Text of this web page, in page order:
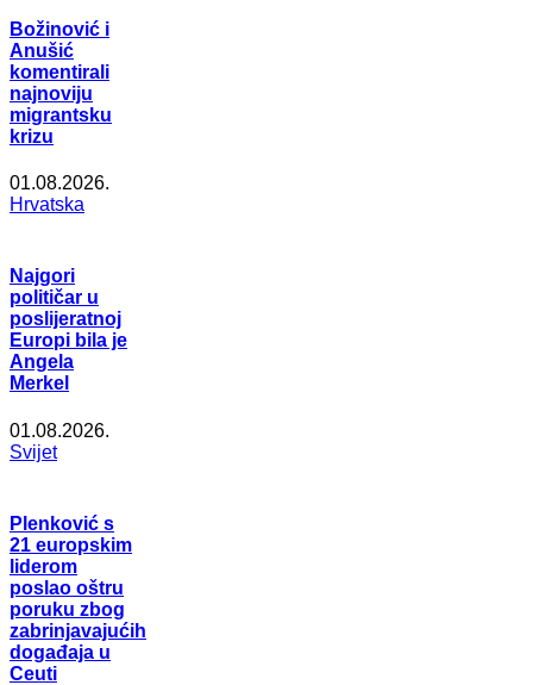
Božinović i
Anušić
komentirali
najnoviju
migrantsku
krizu
01.08.2026.
Hrvatska
Najgori
političar u
poslijeratnoj
Europi bila je
Angela
Merkel
01.08.2026.
Svijet
Plenković s
21 europskim
liderom
poslao oštru
poruku zbog
zabrinjavajućih
događaja u
Ceuti